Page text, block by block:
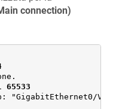
connection)
"GigabitEthernet0/